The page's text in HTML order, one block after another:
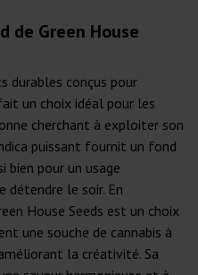
de Green House
durables conçus pour
un choix idéal pour les
cherchant à exploiter son
puissant fournit un fond
bien pour un usage
détendre le soir. En
House Seeds est un choix
une souche de cannabis à
la créativité. Sa